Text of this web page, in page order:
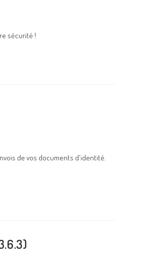
sécurité !
de vos documents d'identité.